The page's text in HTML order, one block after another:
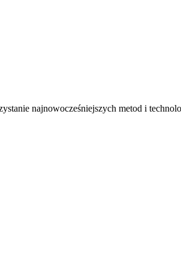
najnowocześniejszych metod i